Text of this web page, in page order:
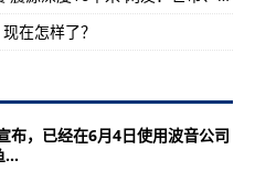
在怎样了？
布，已经在6月4日使用波音公司
...